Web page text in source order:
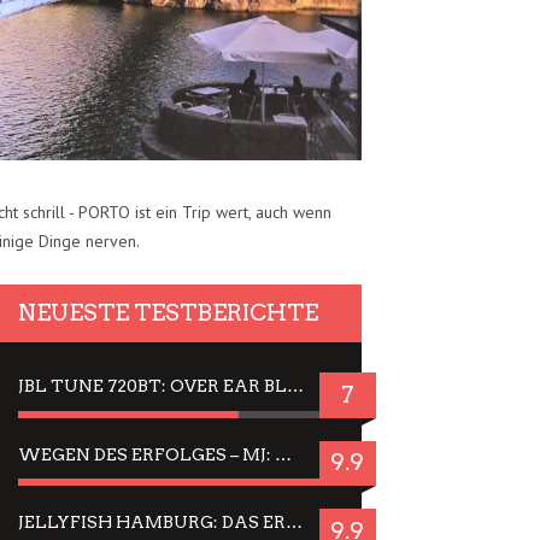
schrill - PORTO ist ein Trip wert, auch wenn
Dinge nerven.
NEUESTE TESTBERICHTE
JBL TUNE 720BT: OVER EAR BLUETOOTH KOPFHÖRER UM DIE 50,-€ IM DAUER-TEST 7
WEGEN DES ERFOLGES – MJ: MICHAEL JACKSON MUSICAL IN EINER MATINEE SEHEN 9.9
JELLYFISH HAMBURG: DAS ERFOLGREICHE SOMMER-MENÜ 2025 IN GEFÜHLEN UND BILDERN 9.9